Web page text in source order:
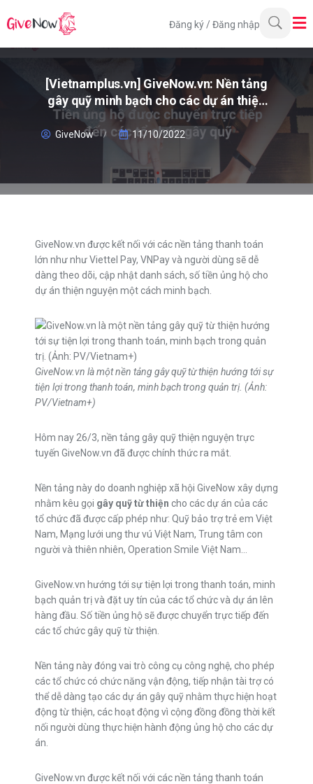
Đăng ký /Đăng nhập
[Vietnamplus.vn] GiveNow.vn: Nền tảng
gây quỹ minh bạch cho các dự án thiện
nguyện
GiveNow 11/10/2022
GiveNow.vn được kết nối với các nền tảng thanh toán
lớn như như Viettel Pay, VNPay và người dùng sẽ dễ
dàng theo dõi, cập nhật danh sách, số tiền ủng hộ cho
dự án thiện nguyện một cách minh bạch.
GiveNow.vn là một nền tảng gây quỹ từ thiện hướng tới sự
tiện lợi trong thanh toán, minh bạch trong quản trị. (Ảnh:
PV/Vietnam+)
Hôm nay 26/3, nền tảng gây quỹ thiện nguyện trực
tuyến GiveNow.vn đã được chính thức ra mắt.
Nền tảng này do doanh nghiệp xã hội GiveNow xây dựng
nhằm kêu gọi gây quỹ từ thiện cho các dự án của các
tổ chức đã được cấp phép như: Quỹ bảo trợ trẻ em Việt
Nam, Mạng lưới ung thư vú Việt Nam, Trung tâm con
người và thiên nhiên, Operation Smile Việt Nam…
GiveNow.vn hướng tới sự tiện lợi trong thanh toán, minh
bạch quản trị và đặt uy tín của các tổ chức và dự án lên
hàng đầu. Số tiền ủng hộ sẽ được chuyển trực tiếp đến
các tổ chức gây quỹ từ thiện.
Nền tảng này đóng vai trò công cụ công nghệ, cho phép
các tổ chức có chức năng vận động, tiếp nhận tài trợ có
thể dễ dàng tạo các dự án gây quỹ nhằm thực hiện hoạt
động từ thiện, các hoạt động vì cộng đồng đồng thời kết
nối người dùng thực hiện hành động ủng hộ cho các dự
án.
GiveNow.vn được kết nối với các nền tảng thanh toán